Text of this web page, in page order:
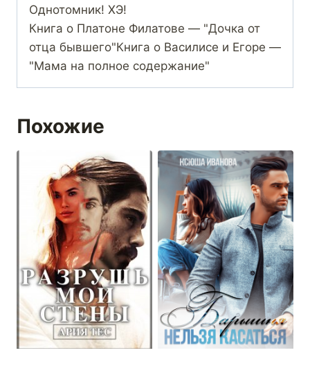
Однотомник! ХЭ!
Книга о Платоне Филатове — "Дочка от
отца бывшего"Книга о Василисе и Егоре —
"Мама на полное содержание"
Похожие